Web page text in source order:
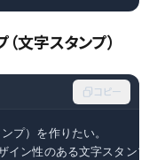
文字スタンプ）
コピー
プ）を作りたい。
イン性のある文字スタンプ